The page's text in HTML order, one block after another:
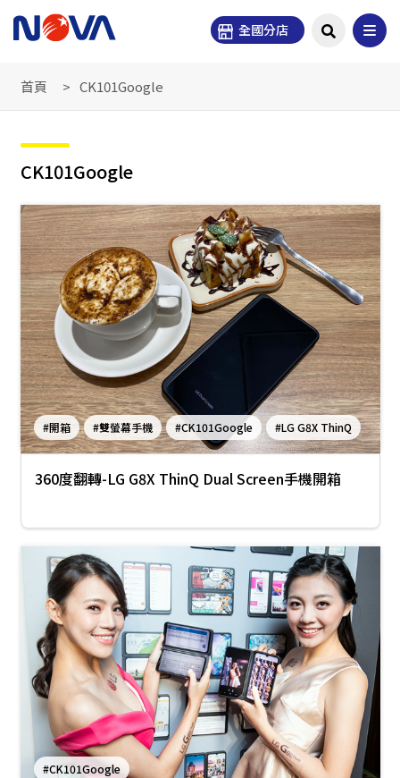
全國分店
首頁 CK101Google
CK101Google
#開箱 #雙螢幕手機 #CK101Google #LG G8X ThinQ
360度翻轉-LG G8X ThinQ Dual Screen手機開箱
#CK101Google